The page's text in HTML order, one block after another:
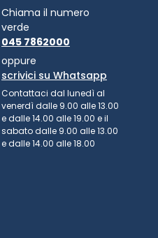
Chiama il numero
verde
045 7862000
oppure
scrivici su Whatsapp
Contattaci dal lunedì al
venerdì dalle 9.00 alle 13.00
e dalle 14.00 alle 19.00 e il
sabato dalle 9.00 alle 13.00
e dalle 14.00 alle 18.00